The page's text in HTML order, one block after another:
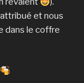
et nous
dans le coffre